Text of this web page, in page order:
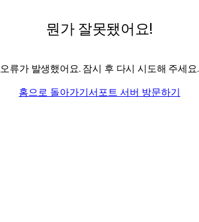
뭔가 잘못됐어요!
오류가 발생했어요. 잠시 후 다시 시도해 주세요.
홈으로 돌아가기서포트 서버 방문하기